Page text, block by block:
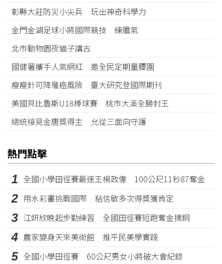
彰縣大莊防災小尖兵 玩出神奇科學力
金門金湖足球小將國際競技 練膽氣
北市動物園夜貓子講古
國健署攜手人氣網紅 邀全民定期量腰圍
瘦瘦針可降罹癌風險 臺大研究登國際期刊
美國貝比魯斯U18棒球賽 桃市大溪全勝封王
總統接見金唐獎得主 允從三面向守護
熱門點擊
1 全國小學田徑賽最速王楊政偉 100公尺11秒87奪金
2 用水彩畫挑戰國際 粘信敏多次得獎獲肯定
3 江姸欣晚起步勤練習 全國田徑賽短跑奪金摘銅
4 農家變身天來美術館 推平民美學實踐
5 全國小學田徑賽 60公尺男女小將破大會紀錄